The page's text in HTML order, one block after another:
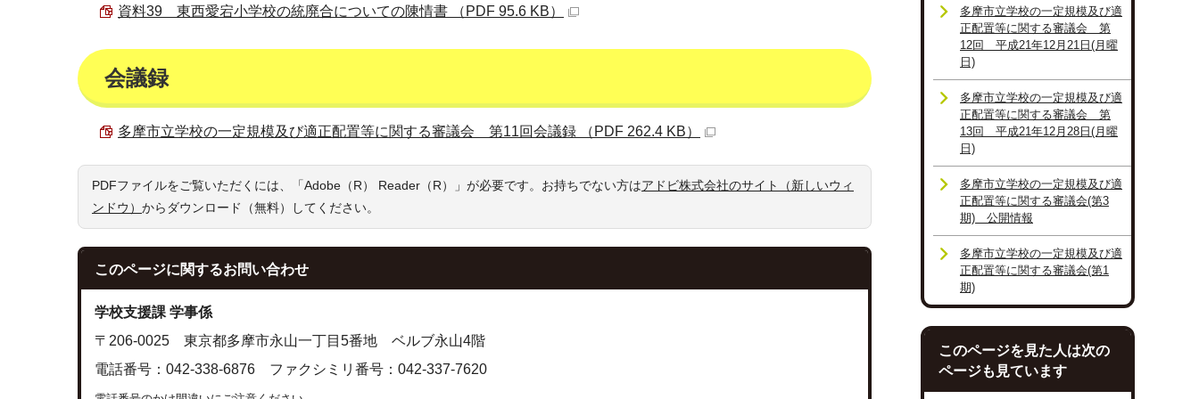
資料39 東西愛宕小学校の統廃合についての陳情書 （PDF 95.6 KB）
会議録
多摩市立学校の一定規模及び適正配置等に関する審議会 第11回会議録 （PDF 262.4 KB）
PDFファイルをご覧いただくには、「Adobe（R） Reader（R）」が必要です。お持ちでない方はアドビ株式会社のサイト（新しいウィ
ンドウ） からダウンロード（無料）してください。
このページに関するお問い合わせ
学校支援課 学事係
〒206-0025 東京都多摩市永山一丁目5番地 ベルブ永山4階
電話番号：042-338-6876 ファクシミリ番号：042-337-7620
多摩市立学校の一定規模及び適
正配置等に関する審議会 第
12回 平成21年12月21日(月曜
日)
多摩市立学校の一定規模及び適
正配置等に関する審議会 第
13回 平成21年12月28日(月曜
日)
多摩市立学校の一定規模及び適
正配置等に関する審議会(第3
期) 公開情報
多摩市立学校の一定規模及び適
正配置等に関する審議会(第1
期)
このページを見た人は次の
ページも見ています